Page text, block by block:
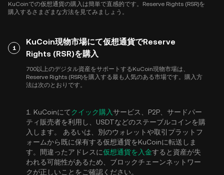
KuCoinでの仮想通貨の購入は簡単で直感的です。Reserve Rights (RSR)を
購入するさまざまな方法を見てみましょう。
1
KuCoin現物市場にて仮想通貨でReserve
Rights (RSR)を購入
700以上のデジタル資産をサポートするKuCoin現物市場は、
Reserve Rights (RSR)を購入する最も人気のある市場です。購入方
法は次のとおりです。
1. KuCoinにてクイック購入サービス、P2P、サードパー
ティ販売者を利用し、USDTなどのステーブルコインを購
入します。 あるいは、別のウォレットや取引プラットフ
ォームから既に保有する仮想通貨をKuCoinに転送しま
す。間違ったアドレスに仮想通貨を入金すると資産が失
われる可能性があるため、ブロックチェーンネットワー
クが正しいことをご確認ください。